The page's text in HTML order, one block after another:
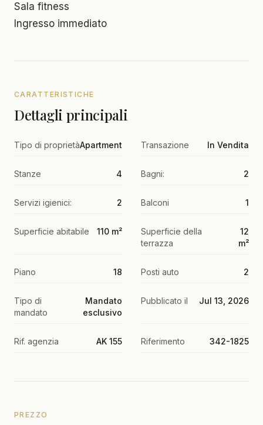
Sala fitness
Ingresso immediato
CARATTERISTICHE
Dettagli principali
Tipo di proprietàApartment Transazione In Vendita
Stanze 4 Bagni: 2
Servizi igienici: 2 Balconi 1
Superficie abitabile 110 m²
Superficie della
terrazza
12
m²
Piano 18 Posti auto 2
Tipo di
mandato
Mandato
esclusivo
Pubblicato il Jul 13, 2026
Rif. agenzia AK 155 Riferimento 342-1825
PREZZO